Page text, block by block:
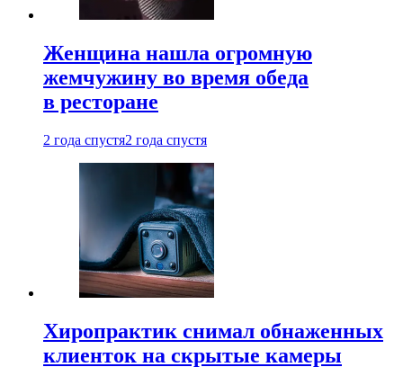
Женщина нашла огромную
жемчужину во время обеда
в ресторане
2 года спустя2 года спустя
Хиропрактик снимал обнаженных
клиенток на скрытые камеры